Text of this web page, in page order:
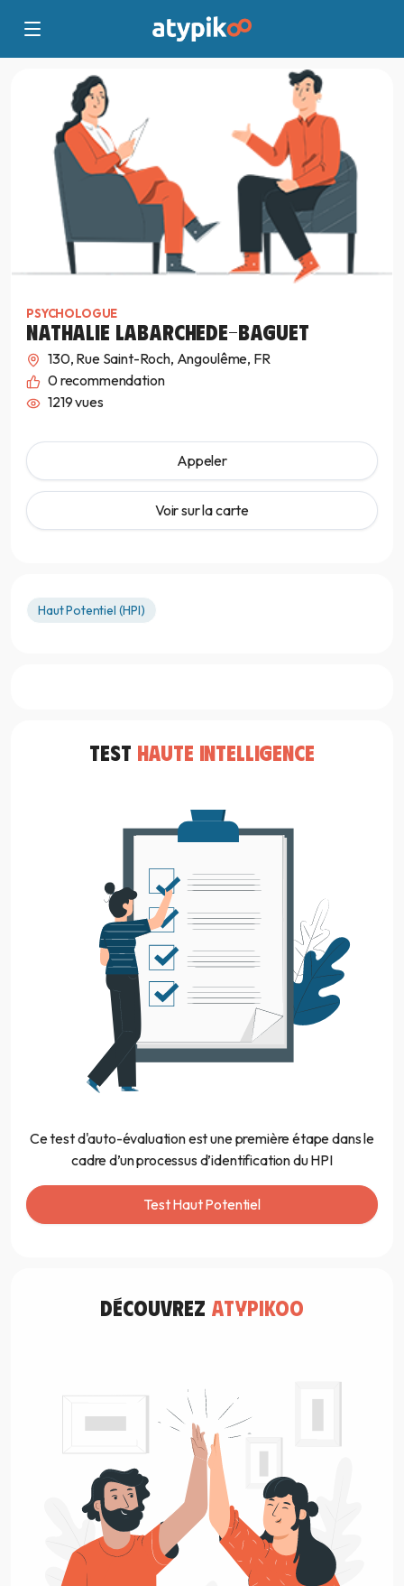
PSYCHOLOGUE
NATHALIE LABARCHEDE-BAGUET
130, Rue Saint-Roch, Angoulême, FR
0recommendation
1219 vues
Appeler
Voir sur la carte
Haut Potentiel (HPI)
TEST HAUTE INTELLIGENCE
Ce test d'auto-évaluation est une première étape dans le
cadre d’un processus d’identification du HPI
Test Haut Potentiel
découvrez atypikoo